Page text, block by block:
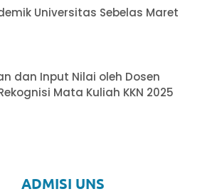
Universitas Sebelas Maret
dan Input Nilai oleh Dosen
Mata Kuliah KKN 2025
ADMISI UNS